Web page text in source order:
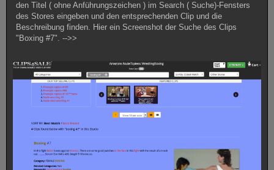
den Titel ( ohne Anführungszeichen ) im Search ( Suche)-Fensters
des Stores eingeben und den entsprechenden Clip und die
Beschreibung finden. Hier ein Screenshot der Suche des Clips
"Boxing #7". -->>